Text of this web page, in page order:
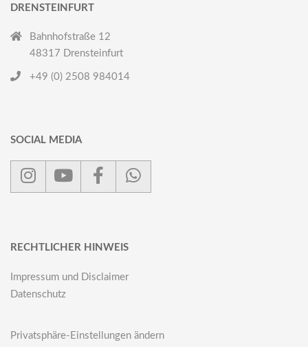
DRENSTEINFURT
Bahnhofstraße 12
48317 Drensteinfurt
+49 (0) 2508 984014
SOCIAL MEDIA
RECHTLICHER HINWEIS
Impressum und Disclaimer
Datenschutz
Privatsphäre-Einstellungen ändern